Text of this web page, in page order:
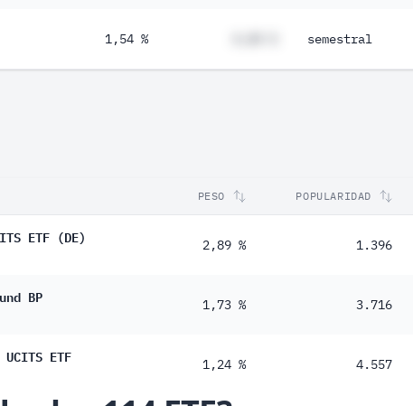
1,54 % semestral
PESO POPULARIDAD
ETF (DE) 2,89 % 1.396
BP 1,73 % 3.716
ETF 1,24 % 4.557